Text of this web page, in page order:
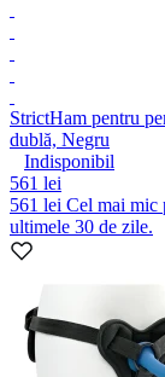
StrictHam pentru
dublă, Negru
Indisponibil
561 lei
561 lei Cel mai mic
ultimele 30 de zile.